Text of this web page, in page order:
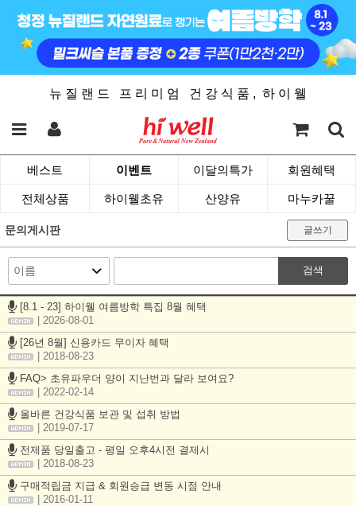
뉴 질 랜 드 프 리 미 엄 건 강 식 품 , 하 이 웰
베스트 이벤트 이달의특가 회원혜택
전체상품 하이웰초유 산양유 마누카꿀
문의게시판 글쓰기
검색
[8.1 - 23] 하이웰 여름방학 특집 8월 혜택
| 2026-08-01
[26년 8월] 신용카드 무이자 혜택
| 2018-08-23
FAQ> 초유파우더 양이 지난번과 달라 보여요?
| 2022-02-14
올바른 건강식품 보관 및 섭취 방법
| 2019-07-17
전제품 당일출고 - 평일 오후4시전 결제시
| 2018-08-23
구매적립금 지급 & 회원승급 변동 시점 안내
| 2016-01-11